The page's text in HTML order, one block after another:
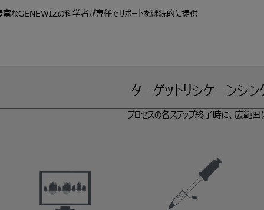
なGENEWIZの科学者が専任でサポートを継続的に提供
ターゲットリシケーンシ
プロセスの各ステップ終了時に、広範